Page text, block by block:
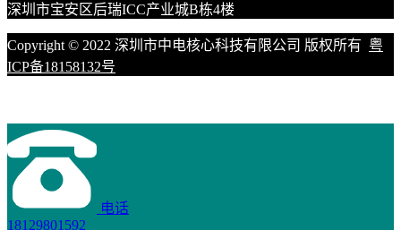
深圳市宝安区后瑞ICC产业城B栋4楼
Copyright © 2022 深圳市中电核心科技有限公司 版权所有 粤
ICP备18158132号
电话
18129801592